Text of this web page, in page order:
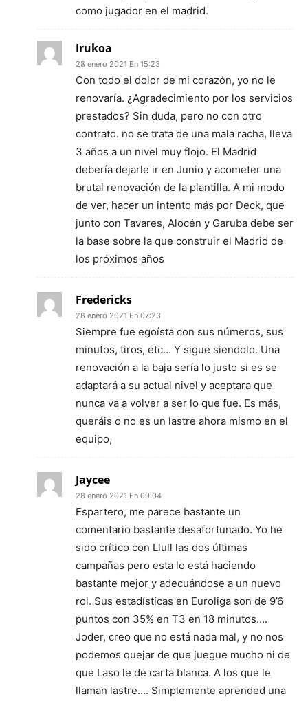
como jugador en el madrid.
Irukoa
28 enero 2021 En 15:23
Con todo el dolor de mi corazón, yo no le
renovaría. ¿Agradecimiento por los servicios
prestados? Sin duda, pero no con otro
contrato. no se trata de una mala racha, lleva
3 años a un nivel muy flojo. El Madrid
debería dejarle ir en Junio y acometer una
brutal renovación de la plantilla. A mi modo
de ver, hacer un intento más por Deck, que
junto con Tavares, Alocén y Garuba debe ser
la base sobre la que construir el Madrid de
los próximos años
Fredericks
28 enero 2021 En 07:23
Siempre fue egoísta con sus números, sus
minutos, tiros, etc… Y sigue siendolo. Una
renovación a la baja sería lo justo si es se
adaptará a su actual nivel y aceptara que
nunca va a volver a ser lo que fue. Es más,
queráis o no es un lastre ahora mismo en el
equipo,
Jaycee
28 enero 2021 En 09:04
Espartero, me parece bastante un
comentario bastante desafortunado. Yo he
sido crítico con Llull las dos últimas
campañas pero esta lo está haciendo
bastante mejor y adecuándose a un nuevo
rol. Sus estadísticas en Euroliga son de 9’6
puntos con 35% en T3 en 18 minutos….
Joder, creo que no está nada mal, y no nos
podemos quejar de que juegue mucho ni de
que Laso le de carta blanca. A los que le
llaman lastre…. Simplemente aprended una